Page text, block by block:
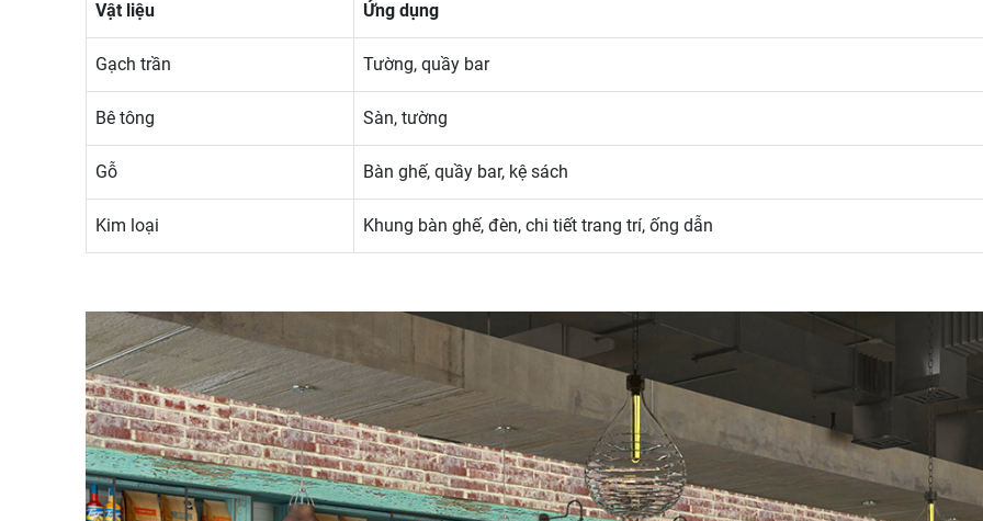
Vật liệu Ứng dụng
Gạch trần Tường, quầy bar
Bê tông Sàn, tường
Gỗ Bàn ghế, quầy bar, kệ sách
Kim loại Khung bàn ghế, đèn, chi tiết trang trí, ống dẫn